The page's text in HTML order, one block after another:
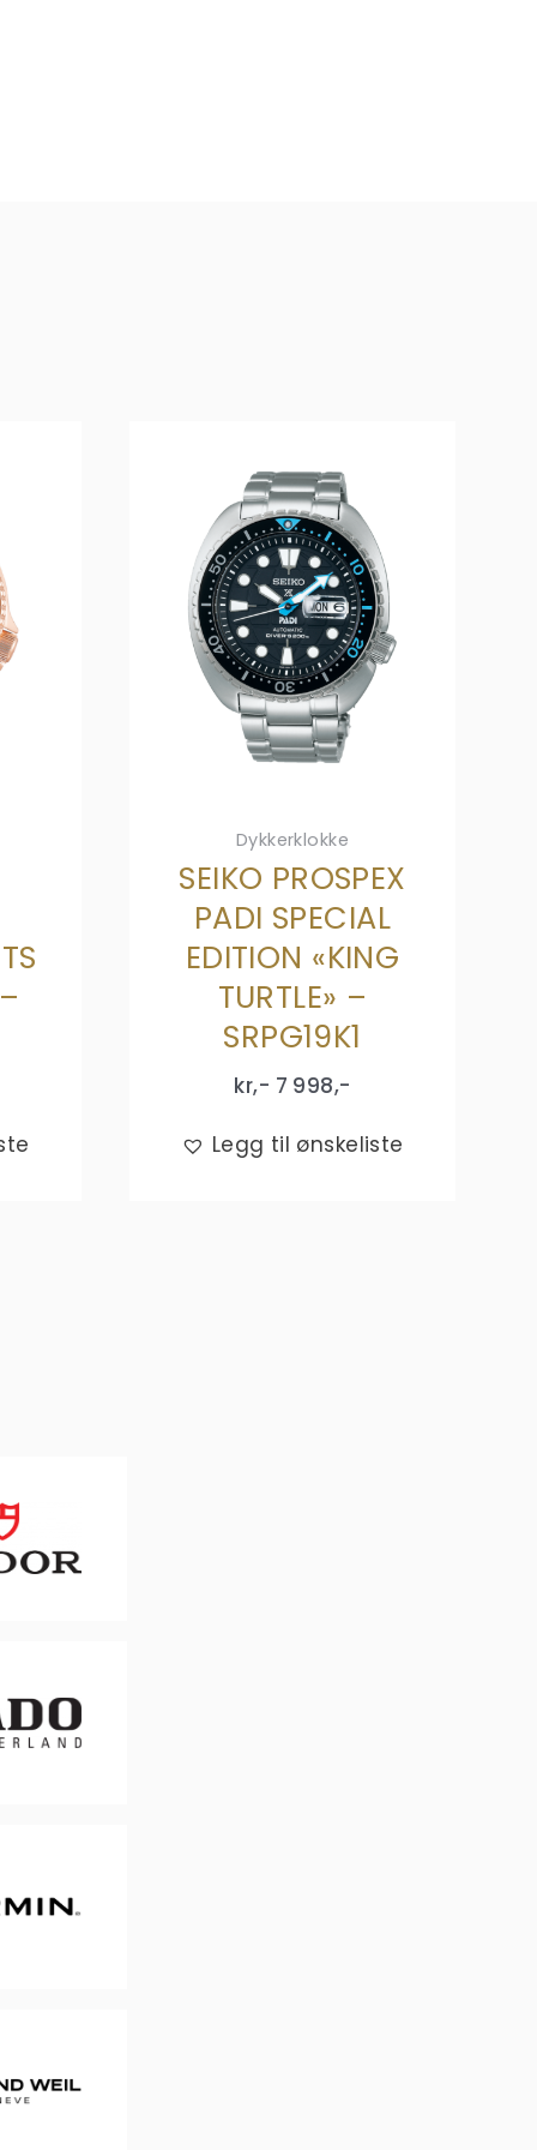
Dykkerklokke
SEIKO PROSPEX
PADI SPECIAL
EDITION «KING
TURTLE» –
SRPG19K1
kr,- 7 998,-
Legg til ønskeliste